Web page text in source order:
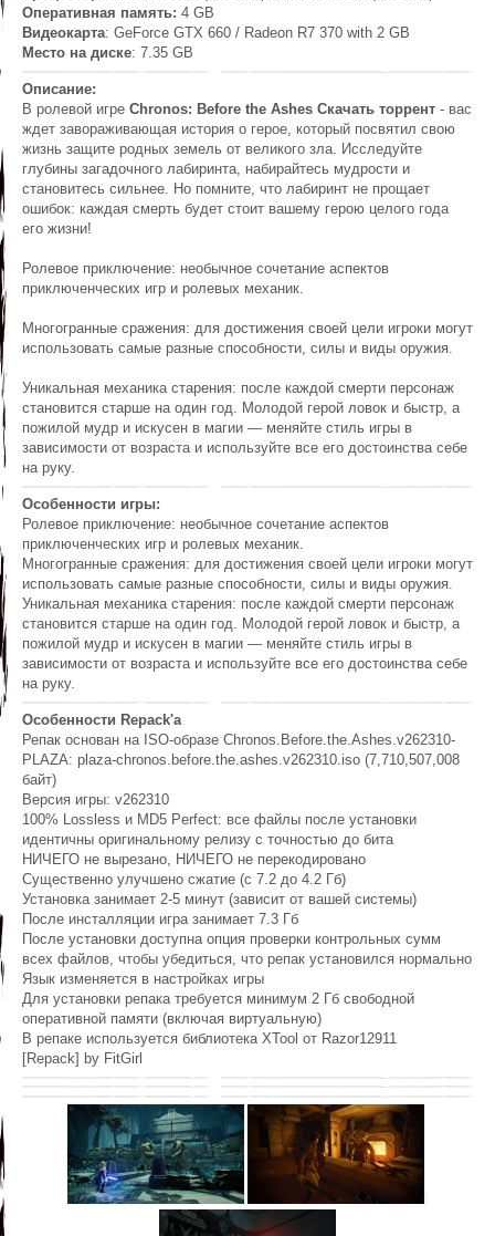
Оперативная память: 4 GB
Видеокарта: GeForce GTX 660 / Radeon R7 370 with 2 GB
Место на диске: 7.35 GB
Описание:
В ролевой игре Chronos: Before the Ashes Скачать торрент - вас
ждет завораживающая история о герое, который посвятил свою
жизнь защите родных земель от великого зла. Исследуйте
глубины загадочного лабиринта, набирайтесь мудрости и
становитесь сильнее. Но помните, что лабиринт не прощает
ошибок: каждая смерть будет стоит вашему герою целого года
его жизни!
Ролевое приключение: необычное сочетание аспектов
приключенческих игр и ролевых механик.
Многогранные сражения: для достижения своей цели игроки могут
использовать самые разные способности, силы и виды оружия.
Уникальная механика старения: после каждой смерти персонаж
становится старше на один год. Молодой герой ловок и быстр, а
пожилой мудр и искусен в магии — меняйте стиль игры в
зависимости от возраста и используйте все его достоинства себе
на руку.
Особенности игры:
Ролевое приключение: необычное сочетание аспектов
приключенческих игр и ролевых механик.
Многогранные сражения: для достижения своей цели игроки могут
использовать самые разные способности, силы и виды оружия.
Уникальная механика старения: после каждой смерти персонаж
становится старше на один год. Молодой герой ловок и быстр, а
пожилой мудр и искусен в магии — меняйте стиль игры в
зависимости от возраста и используйте все его достоинства себе
на руку.
Особенности Repack'a
Репак основан на ISO-образе Chronos.Before.the.Ashes.v262310-
PLAZA: plaza-chronos.before.the.ashes.v262310.iso (7,710,507,008
байт)
Версия игры: v262310
100% Lossless и MD5 Perfect: все файлы после установки
идентичны оригинальному релизу с точностью до бита
НИЧЕГО не вырезано, НИЧЕГО не перекодировано
Существенно улучшено сжатие (с 7.2 до 4.2 Гб)
Установка занимает 2-5 минут (зависит от вашей системы)
После инсталляции игра занимает 7.3 Гб
После установки доступна опция проверки контрольных сумм
всех файлов, чтобы убедиться, что репак установился нормально
Язык изменяется в настройках игры
Для установки репака требуется минимум 2 Гб свободной
оперативной памяти (включая виртуальную)
В репаке используется библиотека XTool от Razor12911
[Repack] by FitGirl